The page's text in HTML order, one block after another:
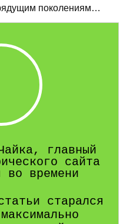
поколениям…
главный
сайта
во времени
старался